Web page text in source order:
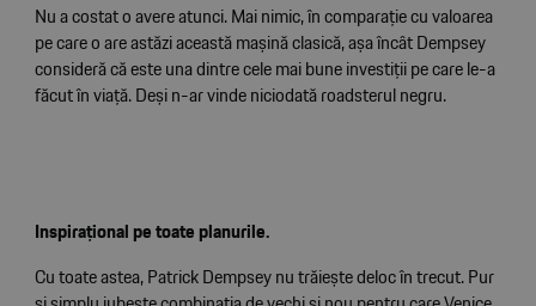
Nu a costat o avere atunci. Mai nimic, în comparaţie cu valoarea
pe care o are astăzi această mașină clasică, așa încât Dempsey
consideră că este una dintre cele mai bune investiţii pe care le-a
făcut în viaţă. Deși n-ar vinde niciodată roadsterul negru.
Inspiraţional pe toate planurile.
Cu toate astea, Patrick Dempsey nu trăiește deloc în trecut. Pur